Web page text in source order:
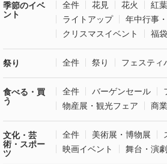
季節のイベ
ント
全件 花見 花火
紅葉
ライトアップ
年中行事
クリスマスイベント
福
祭り 全件 祭り フェスティ
食べる・買
う
全件 バーゲンセール
物産展・観光フェア
商
文化・芸
術・スポー
ツ
全件 美術展・博物展
映画イベント
舞台・演劇